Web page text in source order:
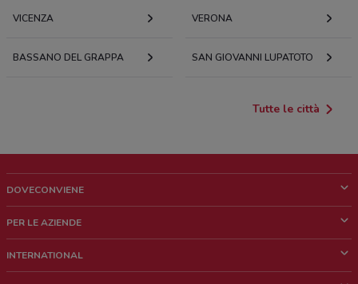
VICENZA VERONA
BASSANO DEL GRAPPA SAN GIOVANNI LUPATOTO
Tutte le città
DOVECONVIENE
Chi siamo
PER LE AZIENDE
Richieste commerciali e marketing
INTERNATIONAL